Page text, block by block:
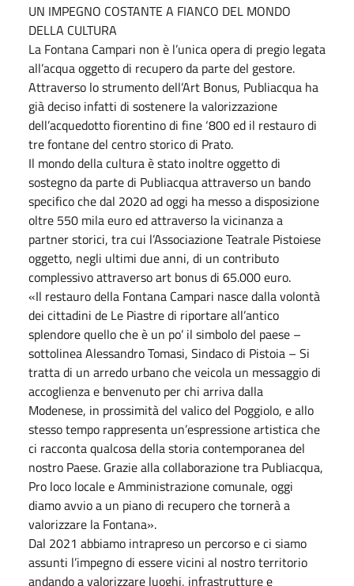
UN IMPEGNO COSTANTE A FIANCO DEL MONDO
DELLA CULTURA
La Fontana Campari non è l’unica opera di pregio legata
all’acqua oggetto di recupero da parte del gestore.
Attraverso lo strumento dell’Art Bonus, Publiacqua ha
già deciso infatti di sostenere la valorizzazione
dell’acquedotto fiorentino di fine ‘800 ed il restauro di
tre fontane del centro storico di Prato.
Il mondo della cultura è stato inoltre oggetto di
sostegno da parte di Publiacqua attraverso un bando
specifico che dal 2020 ad oggi ha messo a disposizione
oltre 550 mila euro ed attraverso la vicinanza a
partner storici, tra cui l’Associazione Teatrale Pistoiese
oggetto, negli ultimi due anni, di un contributo
complessivo attraverso art bonus di 65.000 euro.
«Il restauro della Fontana Campari nasce dalla volontà
dei cittadini de Le Piastre di riportare all’antico
splendore quello che è un po’ il simbolo del paese –
sottolinea Alessandro Tomasi, Sindaco di Pistoia – Si
tratta di un arredo urbano che veicola un messaggio di
accoglienza e benvenuto per chi arriva dalla
Modenese, in prossimità del valico del Poggiolo, e allo
stesso tempo rappresenta un’espressione artistica che
ci racconta qualcosa della storia contemporanea del
nostro Paese. Grazie alla collaborazione tra Publiacqua,
Pro loco locale e Amministrazione comunale, oggi
diamo avvio a un piano di recupero che tornerà a
valorizzare la Fontana».
Dal 2021 abbiamo intrapreso un percorso e ci siamo
assunti l’impegno di essere vicini al nostro territorio
andando a valorizzare luoghi, infrastrutture e